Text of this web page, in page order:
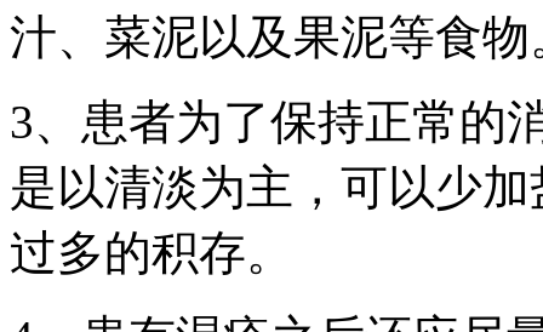
汁、菜泥以及果泥等食物
3、患者为了保持正常的
是以清淡为主，可以少
过多的积存。